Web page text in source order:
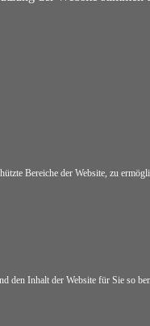
Bereiche der Website, zu
Inhalt der Website für Sie so